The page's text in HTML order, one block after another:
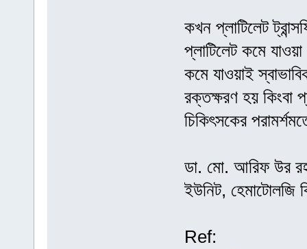
কখন প্লাটিলেট
প্লাটিলেট কমে
কমে যাওয়াই
রক্তক্ষরণ হয় কিংবা
চিকিৎসকের
ডা. মো. আরিফ উর
ইউনিট, হেমাটোলজি
Ref: